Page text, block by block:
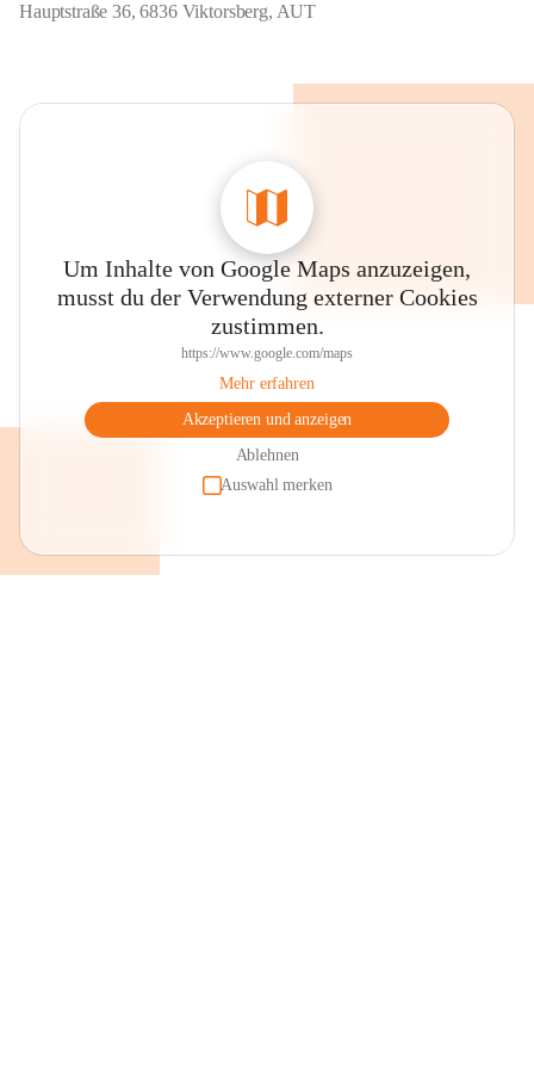
Hauptstraße 36, 6836 Viktorsberg, AUT
Um Inhalte von Google Maps anzuzeigen,
musst du der Verwendung externer Cookies
zustimmen.
https://www.google.com/maps
Mehr erfahren
Akzeptieren und anzeigen
Ablehnen
Auswahl merken